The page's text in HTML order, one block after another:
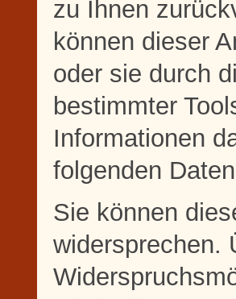
zu Ihnen
können dieser
oder sie durch
bestimmter
Informationen
folgenden
Sie können
widersprechen.